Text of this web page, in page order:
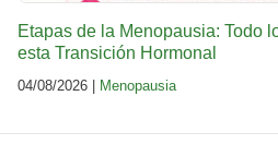
Etapas de la Menopausia: Todo
esta Transición Hormonal
04/08/2026 | Menopausia